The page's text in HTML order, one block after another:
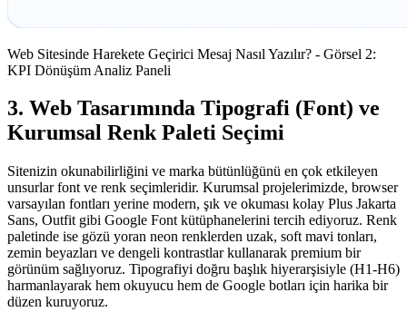
Web Sitesinde Harekete Geçirici Mesaj Nasıl Yazılır? - Görsel 2:
KPI Dönüşüm Analiz Paneli
3. Web Tasarımında Tipografi (Font) ve
Kurumsal Renk Paleti Seçimi
Sitenizin okunabilirliğini ve marka bütünlüğünü en çok etkileyen
unsurlar font ve renk seçimleridir. Kurumsal projelerimizde, browser
varsayılan fontları yerine modern, şık ve okuması kolay Plus Jakarta
Sans, Outfit gibi Google Font kütüphanelerini tercih ediyoruz. Renk
paletinde ise gözü yoran neon renklerden uzak, soft mavi tonları,
zemin beyazları ve dengeli kontrastlar kullanarak premium bir
görünüm sağlıyoruz. Tipografiyi doğru başlık hiyerarşisiyle (H1-H6)
harmanlayarak hem okuyucu hem de Google botları için harika bir
düzen kuruyoruz.